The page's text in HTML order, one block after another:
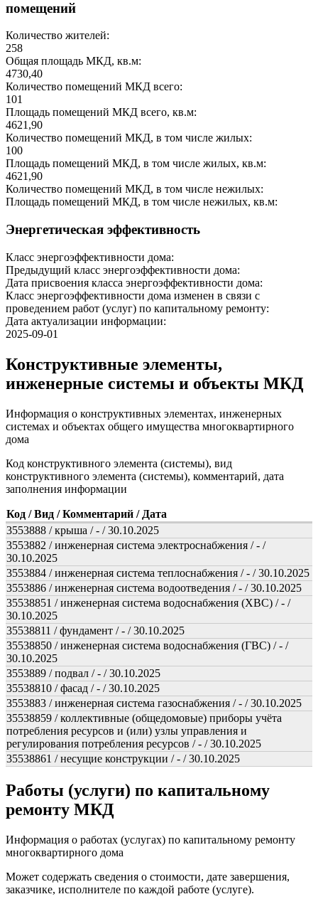
помещений
Количество жителей:
258
Общая площадь МКД, кв.м:
4730,40
Количество помещений МКД всего:
101
Площадь помещений МКД всего, кв.м:
4621,90
Количество помещений МКД, в том числе жилых:
100
Площадь помещений МКД, в том числе жилых, кв.м:
4621,90
Количество помещений МКД, в том числе нежилых:
Площадь помещений МКД, в том числе нежилых, кв.м:
Энергетическая эффективность
Класс энергоэффективности дома:
Предыдущий класс энергоэффективности дома:
Дата присвоения класса энергоэффективности дома:
Класс энергоэффективности дома изменен в связи с
проведением работ (услуг) по капитальному ремонту:
Дата актуализации информации:
2025-09-01
Конструктивные элементы,
инженерные системы и объекты МКД
Информация о конструктивных элементах, инженерных
системах и объектах общего имущества многоквартирного
дома
Код конструктивного элемента (системы), вид
конструктивного элемента (системы), комментарий, дата
заполнения информации
Код / Вид / Комментарий / Дата
3553888 / крыша / - / 30.10.2025
3553882 / инженерная система электроснабжения / - /
30.10.2025
3553884 / инженерная система теплоснабжения / - / 30.10.2025
3553886 / инженерная система водоотведения / - / 30.10.2025
35538851 / инженерная система водоснабжения (ХВС) / - /
30.10.2025
35538811 / фундамент / - / 30.10.2025
35538850 / инженерная система водоснабжения (ГВС) / - /
30.10.2025
3553889 / подвал / - / 30.10.2025
35538810 / фасад / - / 30.10.2025
3553883 / инженерная система газоснабжения / - / 30.10.2025
35538859 / коллективные (общедомовые) приборы учёта
потребления ресурсов и (или) узлы управления и
регулирования потребления ресурсов / - / 30.10.2025
35538861 / несущие конструкции / - / 30.10.2025
Работы (услуги) по капитальному
ремонту МКД
Информация о работах (услугах) по капитальному ремонту
многоквартирного дома
Может содержать сведения о стоимости, дате завершения,
заказчике, исполнителе по каждой работе (услуге).